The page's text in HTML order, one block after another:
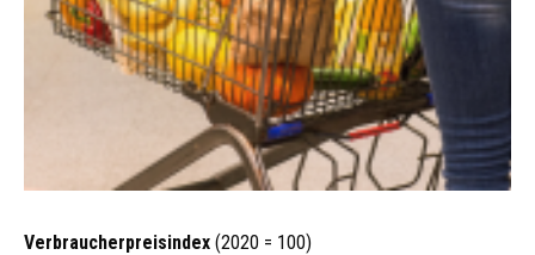
Verbraucherpreisindex (2020 = 100)